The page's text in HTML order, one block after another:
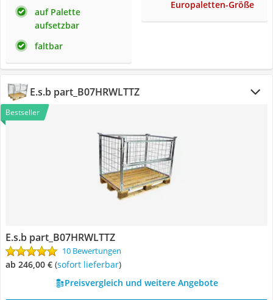
auf Palette
aufsetzbar
faltbar
Europaletten-Größe
E.s.b part_B07HRWLTTZ
Bestseller
E.s.b part_B07HRWLTTZ
10 Bewertungen
ab 246,00 € ( Sofort lieferbar)
Preisvergleich und weitere Angebote